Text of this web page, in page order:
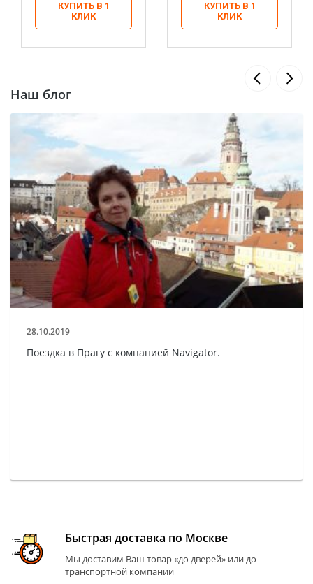
КУПИТЬ В 1
КЛИК
КУПИТЬ В 1
КЛИК
Наш блог
28.10.2019
Поездка в Прагу с компанией Navigator.
Быстрая доставка по Москве
Мы доставим Ваш товар «до дверей» или до
транспортной компании